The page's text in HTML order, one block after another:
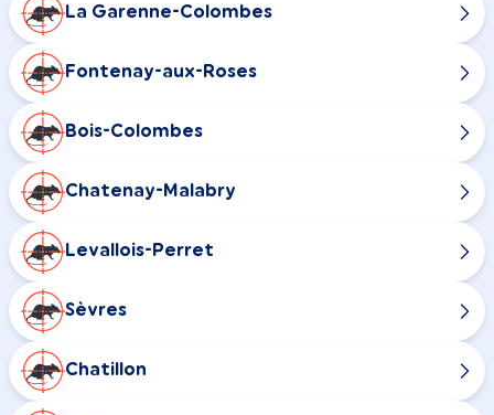
La Garenne-Colombes
Fontenay-aux-Roses
Bois-Colombes
Chatenay-Malabry
Levallois-Perret
Sèvres
Chatillon